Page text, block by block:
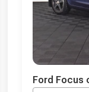
Ford Focus